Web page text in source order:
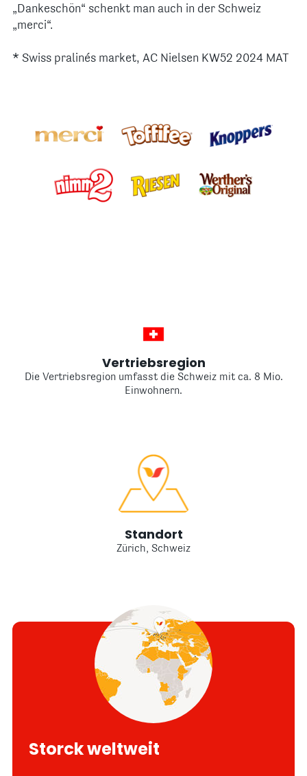
„Dankeschön“ schenkt man auch in der Schweiz
„merci“.
* Swiss pralinés market, AC Nielsen KW52 2024 MAT
Vertriebsregion
Die Vertriebsregion umfasst die Schweiz mit ca. 8 Mio.
Einwohnern.
Standort
Zürich, Schweiz
Storck weltweit